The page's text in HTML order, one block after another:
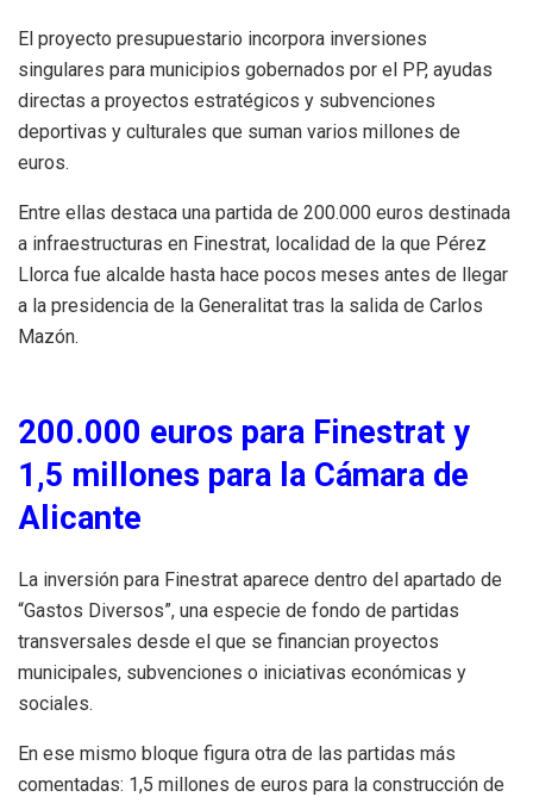
El proyecto presupuestario incorpora inversiones
singulares para municipios gobernados por el PP, ayudas
directas a proyectos estratégicos y subvenciones
deportivas y culturales que suman varios millones de
euros.
Entre ellas destaca una partida de 200.000 euros destinada
a infraestructuras en Finestrat, localidad de la que Pérez
Llorca fue alcalde hasta hace pocos meses antes de llegar
a la presidencia de la Generalitat tras la salida de Carlos
Mazón.
200.000 euros para Finestrat y
1,5 millones para la Cámara de
Alicante
La inversión para Finestrat aparece dentro del apartado de
“Gastos Diversos”, una especie de fondo de partidas
transversales desde el que se financian proyectos
municipales, subvenciones o iniciativas económicas y
sociales.
En ese mismo bloque figura otra de las partidas más
comentadas: 1,5 millones de euros para la construcción de